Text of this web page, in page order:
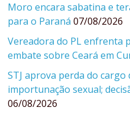
Moro encara sabatina e
para o Paraná 07/08/2026
Vereadora do PL enfrenta
embate sobre Ceará em
STJ aprova perda do cargo
importunação sexual;
06/08/2026